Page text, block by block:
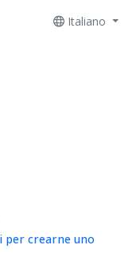
Italiano
per crearne uno